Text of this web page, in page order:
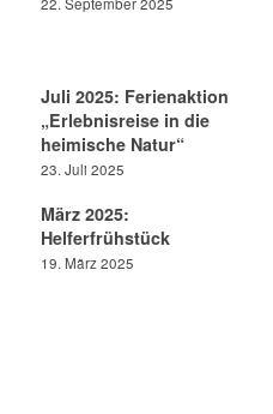
Juli 2025: Ferienaktion
„Erlebnisreise in die
heimische Natur“
23. Juli 2025
März 2025:
Helferfrühstück
19. März 2025